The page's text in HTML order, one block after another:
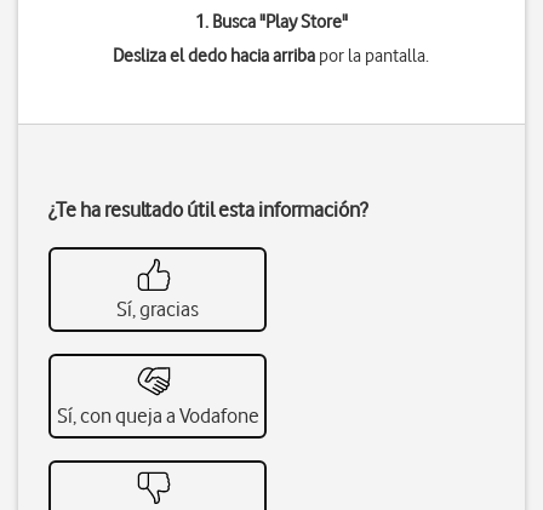
1. Busca "Play Store"
Desliza el dedo hacia arriba por la pantalla.
¿Te ha resultado útil esta información?
Sí, gracias
Sí, con queja a Vodafone